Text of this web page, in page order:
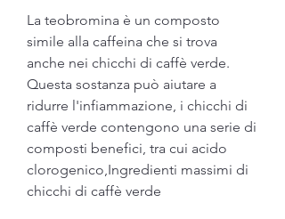
La teobromina è un composto
simile alla caffeina che si trova
anche nei chicchi di caffè verde.
Questa sostanza può aiutare a
ridurre l'infiammazione, i chicchi di
caffè verde contengono una serie di
composti benefici, tra cui acido
clorogenico,Ingredienti massimi di
chicchi di caffè verde